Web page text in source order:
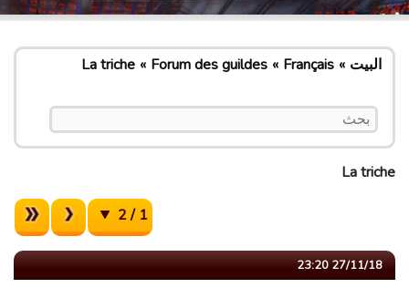
البيت Français
Forum des guildes
La triche
La triche
1 / 2
27/11/18 23:20